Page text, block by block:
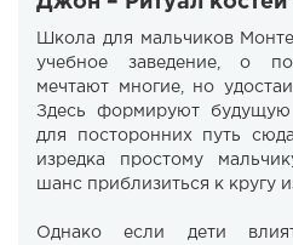
Школа для мальчиков
учебное заведение, о
мечтают многие, но
Здесь формируют
для посторонних путь
изредка простому
шанс приблизиться к кругу
Однако если дети